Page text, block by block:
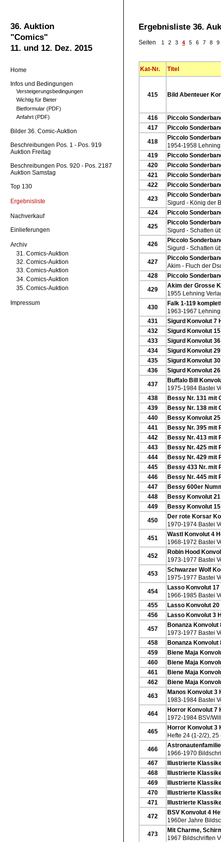
36. Auktion
"Comics"
11. und 12. Dez. 2015
Home
Infos und Bedingungen
Versteigerungsbedingungen
Wichtig für Bieter
Bietformular (PDF)
Anfahrt (PDF)
Bilder 36. Comic-Auktion
Beschreibungen Pos. 1 - Pos. 919
Auktion Freitag
Beschreibungen Pos. 920 - Pos. 2187
Auktion Samstag
Top 130
Ergebnisliste
Nachverkauf
Einlieferungen
Archiv
31. Comics-Auktion
32. Comics-Auktion
33. Comics-Auktion
34. Comics-Auktion
35. Comics-Auktion
Impressum
Ergebnisliste 36.
Seiten 1 2 3 4 5 6 7 8 9
Kat-Nr. Titel
415 Bild Abenteuer
416
Piccolo
417
Piccolo
418
Piccolo
1954-1958
419
Piccolo
420
Piccolo
421
Piccolo
422
Piccolo
423
Piccolo
Sigurd - König der
424
Piccolo
425
Piccolo
Sigurd - Schatten
426
Piccolo
Sigurd - Schatten
427
Piccolo
Akim - Fluch der
428
Piccolo
429
Akim der Grosse
1955 Lehning
430
Falk 1-119
1963-1967
431
Sigurd Konvolut 7
432
Sigurd Konvolut
433
Sigurd Konvolut
434
Sigurd Konvolut
435
Sigurd Konvolut
436
Sigurd Konvolut
437
Buffalo Bill
1975-1984 Bastei
438
Bessy Nr. 131 mit
439
Bessy Nr. 138 mit
440
Bessy Konvolut
441
Bessy Nr. 395 mit
442
Bessy Nr. 413 mit
443
Bessy Nr. 425 mit
444
Bessy Nr. 429 mit
445
Bessy 433 Nr. mit
446
Bessy Nr. 445 mit
447
Bessy 600er
448
Bessy Konvolut
449
Bessy Konvolut
450
Der rote Korsar
1970-1974 Bastei
451
Wastl Konvolut 4
1968-1972 Bastei
452
Robin Hood
1973-1977 Bastei
453
Schwarzer Wolf
1975-1977 Bastei
454
Lasso Konvolut 17
1966-1985 Bastei
455
Lasso Konvolut 20
456
Lasso Konvolut 3
457
Bonanza Konvolut
1973-1977 Bastei
458
Bonanza Konvolut
459
Biene Maja
460
Biene Maja
461
Biene Maja
462
Biene Maja
463
Manos Konvolut 3
1983-1984 Bastei
464
Horror Konvolut 7
1972-1984 BSV/
465
Horror Konvolut 3
Hefte 24 (1-2/2),
466
1966-1970
467
Illustrierte
468
Illustrierte
469
Illustrierte
470
Illustrierte
471
Illustrierte
472
BSV Konvolut 4
1960er Jahre
473
Mit Charme,
1967 Bildschriften